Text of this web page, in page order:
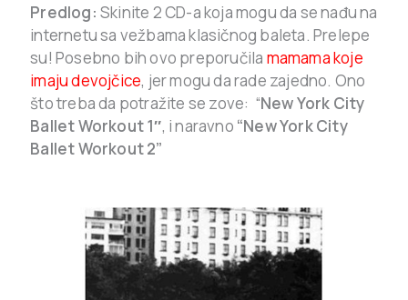
Predlog: Skinite 2 CD-a koja mogu da se nađu na
internetu sa vežbama klasičnog baleta. Prelepe
su! Posebno bih ovo preporučila mamama koje
imaju devojčice, jer mogu da rade zajedno. Ono
što treba da potražite se zove: “New York City
Ballet Workout 1″, i naravno “New York City
Ballet Workout 2”